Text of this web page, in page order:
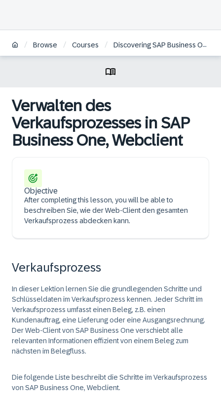
/ Browse / Courses / Discovering SAP Business One, Web Client Logistics | DE
Verwalten des
Verkaufsprozesses in SAP
Business One, Webclient
Objective
After completing this lesson, you will be able to
beschreiben Sie, wie der Web-Client den gesamten
Verkaufsprozess abdecken kann.
Verkaufsprozess
In dieser Lektion lernen Sie die grundlegenden Schritte und
Schlüsseldaten im Verkaufsprozess kennen. Jeder Schritt im
Verkaufsprozess umfasst einen Beleg, z.B. einen
Kundenauftrag, eine Lieferung oder eine Ausgangsrechnung.
Der Web-Client von SAP Business One verschiebt alle
relevanten Informationen effizient von einem Beleg zum
nächsten im Belegfluss.
Die folgende Liste beschreibt die Schritte im Verkaufsprozess
von SAP Business One, Webclient.